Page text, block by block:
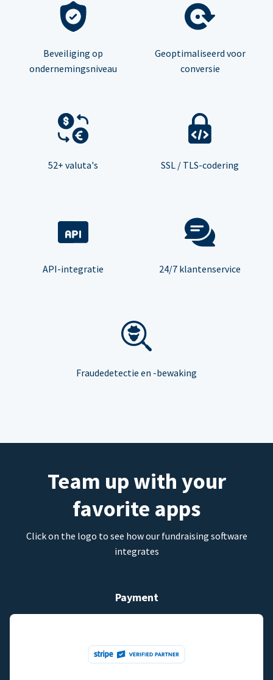
Beveiliging op
ondernemingsniveau
Geoptimaliseerd voor
conversie
52+ valuta's SSL / TLS-codering
API-integratie 24/7 klantenservice
Fraudedetectie en -bewaking
Team up with your
favorite apps
Click on the logo to see how our fundraising software
integrates
Payment